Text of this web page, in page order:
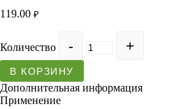
119.00 ₽
Количество
В КОРЗИНУ
Дополнительная информация
Применение